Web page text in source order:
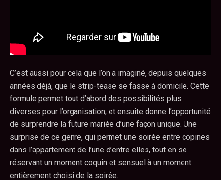
C’est aussi pour cela que l’on a imaginé, depuis quelques
années déjà, que le strip-tease se fasse à domicile. Cette
formule permet tout d’abord des possibilités plus
diverses pour l’organisation, et ensuite donne l’opportunité
de surprendre la future mariée d’une façon unique. Une
surprise de ce genre, qui permet une soirée entre copines
dans l’appartement de l’une d’entre elles, tout en se
réservant un moment coquin et sensuel à un moment
entièrement choisi de la soirée.